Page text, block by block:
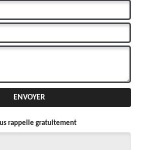
rappelle gratuitement